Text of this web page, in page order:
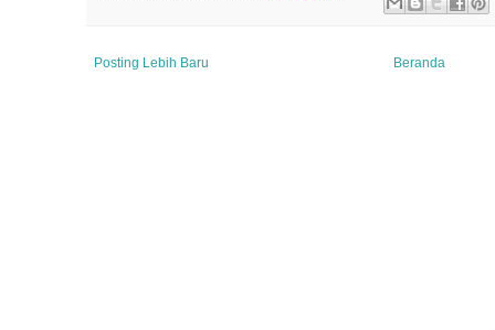
Posting Lebih Baru Beranda